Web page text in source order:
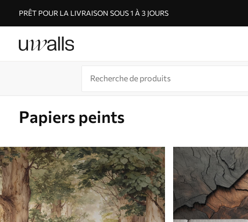
PRÊT POUR LA LIVRAISON SOUS 1 À 3 JOURS
Papiers peints